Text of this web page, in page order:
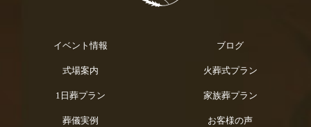
イベント情報 ブログ
式場案内 火葬式プラン
1日葬プラン 家族葬プラン
葬儀実例 お客様の声